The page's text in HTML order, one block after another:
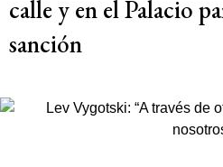
calle y en el Palacio
sanción